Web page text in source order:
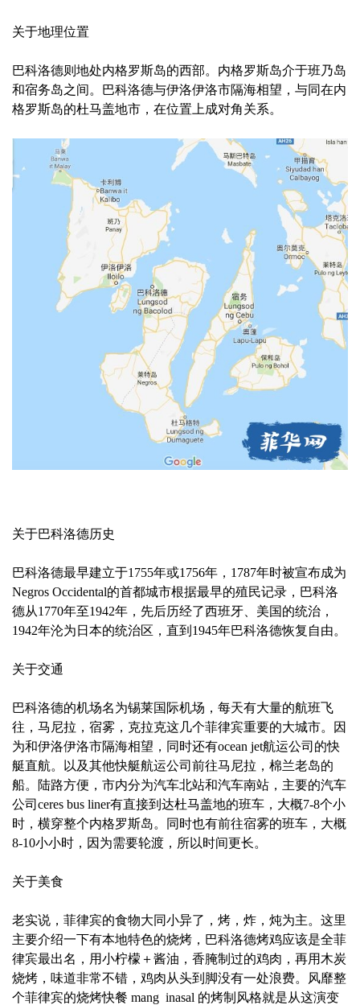
关于地理位置
巴科洛德则地处内格罗斯岛的西部。内格罗斯岛介于班乃岛
和宿务岛之间。巴科洛德与伊洛伊洛市隔海相望，与同在内
格罗斯岛的杜马盖地市，在位置上成对角关系。
关于巴科洛德历史
巴科洛德最早建立于1755年或1756年，1787年时被宣布成为
Negros Occidental的首都城市根据最早的殖民记录，巴科洛
德从1770年至1942年，先后历经了西班牙、美国的统治，
1942年沦为日本的统治区，直到1945年巴科洛德恢复自由。
关于交通
巴科洛德的机场名为锡莱国际机场，每天有大量的航班飞
往，马尼拉，宿雾，克拉克这几个菲律宾重要的大城市。因
为和伊洛伊洛市隔海相望，同时还有ocean jet航运公司的快
艇直航。以及其他快艇航运公司前往马尼拉，棉兰老岛的
船。陆路方便，市内分为汽车北站和汽车南站，主要的汽车
公司ceres bus liner有直接到达杜马盖地的班车，大概7-8个小
时，横穿整个内格罗斯岛。同时也有前往宿雾的班车，大概
8-10小小时，因为需要轮渡，所以时间更长。
关于美食
老实说，菲律宾的食物大同小异了，烤，炸，炖为主。这里
主要介绍一下有本地特色的烧烤，巴科洛德烤鸡应该是全菲
律宾最出名，用小柠檬＋酱油，香腌制过的鸡肉，再用木炭
烧烤，味道非常不错，鸡肉从头到脚没有一处浪费。风靡整
个菲律宾的烧烤快餐 mang inasal 的烤制风格就是从这演变